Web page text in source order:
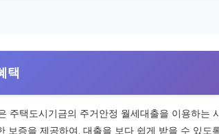
택
주택도시기금의 주거안정 월세대출을 이용하는
보증을 제공하여, 대출을 보다 쉽게 받을 수 있도